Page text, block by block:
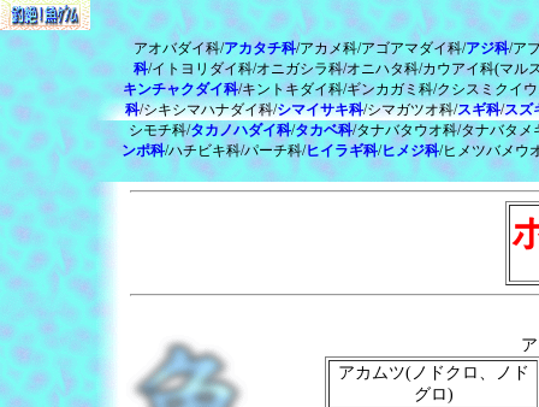
アオバダイ科/アカタチ科/アカメ科/アゴアマダイ科/アジ科/ア
科/イトヨリダイ科/オニガシラ科/オニハタ科/カウアイ科(マル
キンチャクダイ科/キントキダイ科/ギンカガミ科/クシスミクイ
科/シキシマハナダイ科/シマイサキ科/シマガツオ科/スギ科/スズ
シモチ科/タカノハダイ科/タカベ科/タナバタウオ科/タナバタ
ンポ科/ハチビキ科/パーチ科/ヒイラギ科/ヒメジ科/ヒメツバメウ
アカムツ(ノドクロ、ノド
グロ)